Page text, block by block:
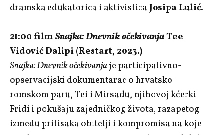
dramska edukatorica i aktivisticaJosipa Lulić.
21:00 filmSnajka: Dnevnik očekivanjaTee
Vidović Dalipi (Restart, 2023.)
Snajka: Dnevnik očekivanjaje participativno-
opservacijski dokumentarac o hrvatsko-
romskom paru, Tei i Mirsadu, njihovoj kćerki
Fridi i pokušaju zajedničkog života, razapetog
između pritisaka obitelji i kompromisa na koje